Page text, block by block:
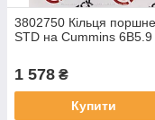
3802750 Кільця
STD на Cummins 6B5.9
1 578 ₴
Купити